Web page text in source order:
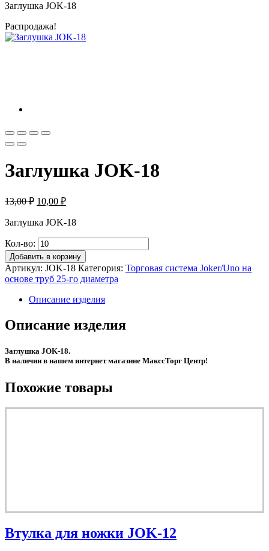
Заглушка JOK-18
Распродажа!
Заглушка JOK-18
13,00₽ Первоначальная
составляла
10,00 ₽Текущая
10,00 ₽.
Заглушка JOK-18
Кол-во:
Добавить в корзину
Артикул: JOK-18 Категория: Торговая система Joker/Uno на
основе труб 25-го диаметра
Описание изделия
Описание изделия
Заглушка JOK-18.
В наличии в нашем интернет магазине МакссТорг Центр!
Похожие товары
Втулка для ножки JOK-12